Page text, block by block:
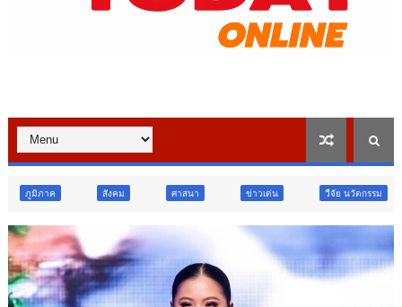
สังคม ศาสนา ข่าวเด่น วืจัย นวัตกรรม สังคม